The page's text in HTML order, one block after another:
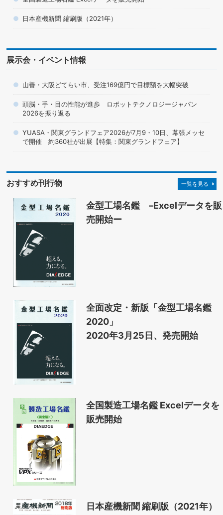
日本産機新聞 縮刷版（2021年）
展示会・イベント情報
山善・大阪どてらい市、受注169億円で目標額を大幅突破
頭脳・手・目の性能が進歩 ロボットテクノロジージャパン
2026を振り返る
YUASA・関東グランドフェア2026が7月9・10日、幕張メッセ
で開催 約360社が出展【特集：関東グランドフェア】
おすすめ刊行物 一覧を見る
金型工場名鑑 –Excelデータを販
売開始ー
全面改定・新版「金型工場名鑑
2020」
2020年3月25日、発売開始
全国製造工場名鑑 Excelデータを
販売開始
日本産機新聞 縮刷版（2021年）